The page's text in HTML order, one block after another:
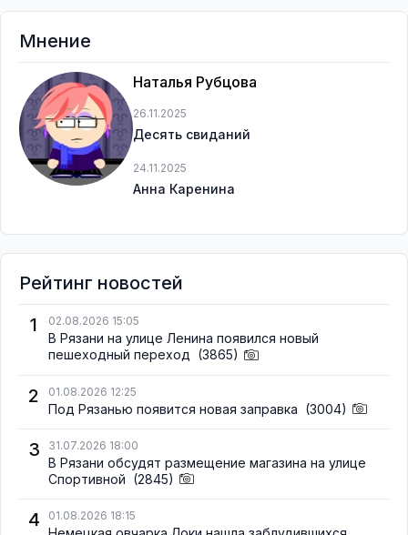
Мнение
Наталья Рубцова
26.11.2025
Десять свиданий
24.11.2025
Анна Каренина
Рейтинг новостей
1
02.08.2026 15:05
В Рязани на улице Ленина появился новый
пешеходный переход (3865)
2 01.08.2026 12:25
Под Рязанью появится новая заправка (3004)
3 31.07.2026 18:00
В Рязани обсудят размещение магазина на улице
Спортивной (2845)
4 01.08.2026 18:15